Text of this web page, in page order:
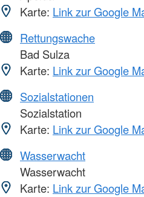
Karte: Link zur Google
Rettungswache
Bad Sulza
Karte: Link zur Google
Sozialstationen
Sozialstation
Karte: Link zur Google
Wasserwacht
Wasserwacht
Karte: Link zur Google